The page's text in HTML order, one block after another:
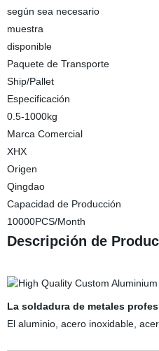
según sea necesario
muestra
disponible
Paquete de Transporte
Ship/Pallet
Especificación
0.5-1000kg
Marca Comercial
XHX
Origen
Qingdao
Capacidad de Producción
10000PCS/Month
Descripción de
La soldadura de metales
El aluminio, acero inoxidable,